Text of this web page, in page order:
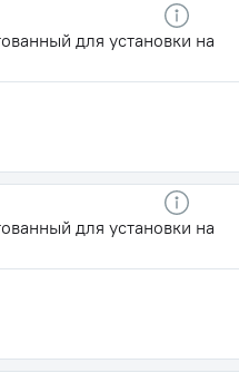
для установки на
для установки на